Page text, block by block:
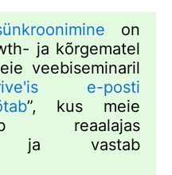
on
ja kõrgematel
veebiseminaril
e-posti
”, kus meie
reaalajas
ja vastab